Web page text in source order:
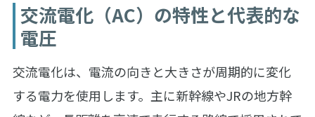
交流電化（AC）の特性と代表的な
電圧
交流電化は、電流の向きと大きさが周期的に変化
する電力を使用します。主に新幹線やJRの地方幹